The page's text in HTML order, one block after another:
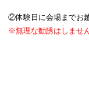
②体験日に会場までお
※無理な勧誘はしませ